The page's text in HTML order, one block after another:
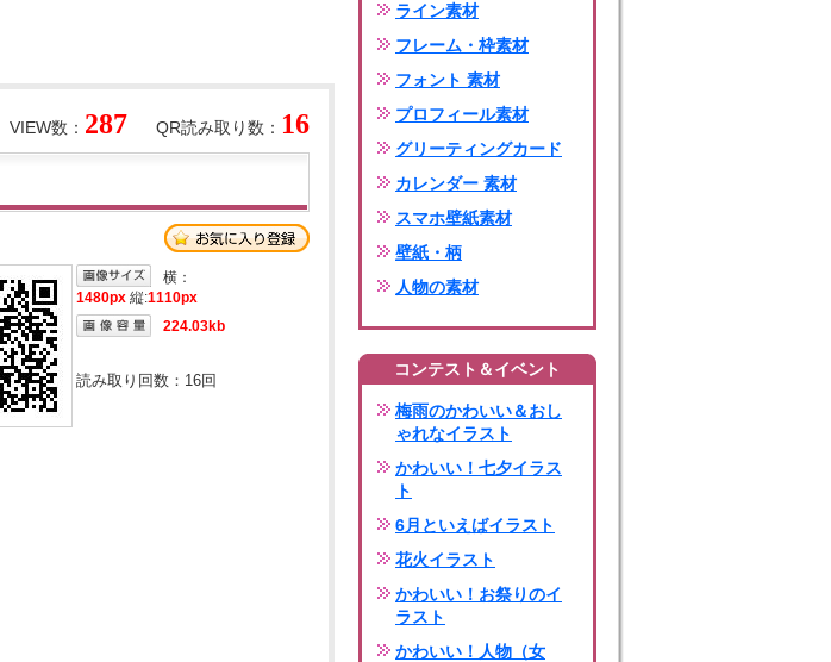
QR読み取り数： 16
VIEW数： 287
横：
1480px 縦:1110px
224.03kb
読み取り回数： 16回
ライン素材
フレーム・枠素材
フォント 素材
プロフィール素材
グリーティングカード
カレンダー 素材
スマホ壁紙素材
壁紙・柄
人物の素材
コンテスト＆イベント
梅雨のかわいい＆おし
ゃれなイラスト
かわいい！七夕イラス
ト
6月といえばイラスト
花火イラスト
かわいい！お祭りのイ
ラスト
かわいい！人物（女